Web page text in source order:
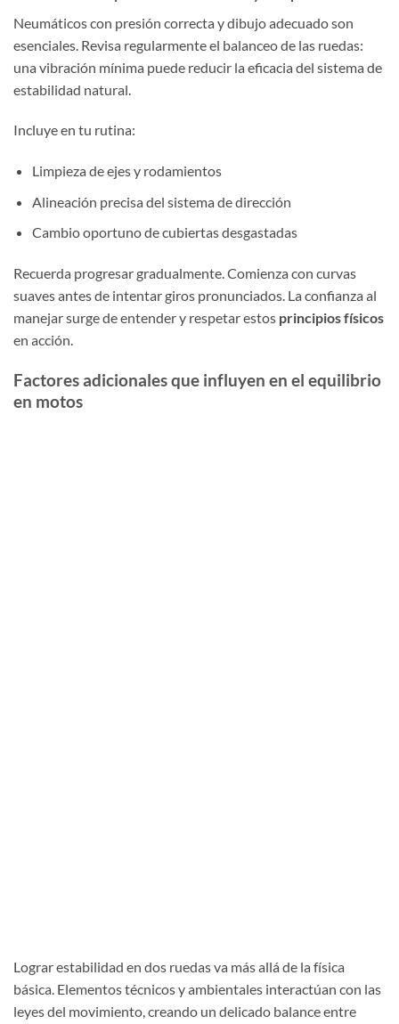
Neumáticos con presión correcta y dibujo adecuado son
esenciales. Revisa regularmente el balanceo de las ruedas:
una vibración mínima puede reducir la eficacia del sistema de
estabilidad natural.
Incluye en tu rutina:
Limpieza de ejes y rodamientos
Alineación precisa del sistema de dirección
Cambio oportuno de cubiertas desgastadas
Recuerda progresar gradualmente. Comienza con curvas
suaves antes de intentar giros pronunciados. La confianza al
manejar surge de entender y respetar estos principios físicos
en acción.
Factores adicionales que influyen en el equilibrio
en motos
Lograr estabilidad en dos ruedas va más allá de la física
básica. Elementos técnicos y ambientales interactúan con las
leyes del movimiento, creando un delicado balance entre